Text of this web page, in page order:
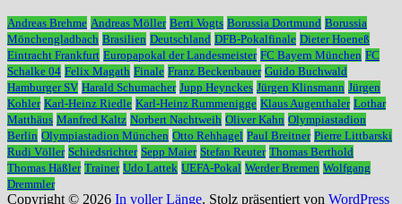
Andreas Brehme Andreas Möller Berti Vogts Borussia Dortmund Borussia
Mönchengladbach Brasilien Deutschland DFB-Pokalfinale Dieter Hoeneß
Eintracht Frankfurt Europapokal der Landesmeister FC Bayern München FC
Schalke 04 Felix Magath Finale Franz Beckenbauer Guido Buchwald
Hamburger SV Harald Schumacher Jupp Heynckes Jürgen Klinsmann Jürgen
Kohler Karl-Heinz Riedle Karl-Heinz Rummenigge Klaus Augenthaler Lothar
Matthäus Manfred Kaltz Norbert Nachtweih Oliver Kahn Olympiastadion
Berlin Olympiastadion München Otto Rehhagel Paul Breitner Pierre Littbarski
Rudi Völler Schiedsrichter Sepp Maier Stefan Reuter Thomas Berthold
Thomas Häßler Trainer Udo Lattek UEFA-Pokal Werder Bremen Wolfgang
Dremmler
Copyright © 2026 In voller Länge. Stolz präsentiert von WordPress